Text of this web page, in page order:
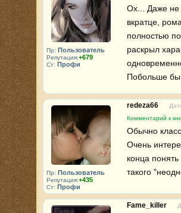
Пр: Пользователь
Репутация:+679
Ст: Профи
Ох... Даже не
вкратце,
полностью
раскрыл
Побольше бы
Пр: Пользователь
Репутация:+435
Ст: Профи
redeza66
Комментарий к
Обычно
Очень
конца
такого
Fame_killer